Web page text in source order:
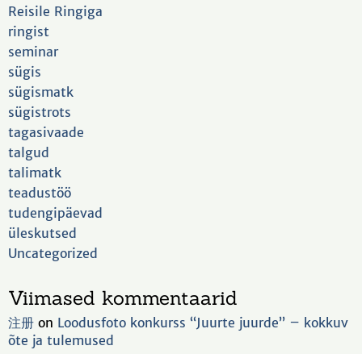
Reisile Ringiga
ringist
seminar
sügis
sügismatk
sügistrots
tagasivaade
talgud
talimatk
teadustöö
tudengipäevad
üleskutsed
Uncategorized
Viimased kommentaarid
注册 on Loodusfoto konkurss “Juurte juurde” – kokkuv
õte ja tulemused